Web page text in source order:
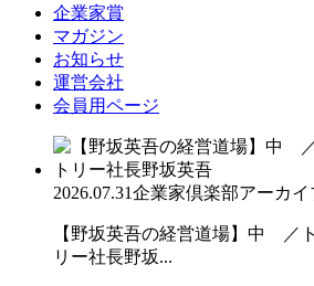
企業家賞
マガジン
お知らせ
運営会社
会員用ページ
2026.07.31企業家倶楽部アーカイ
【野坂英吾の経営道場】中 ／
リー社長野坂...